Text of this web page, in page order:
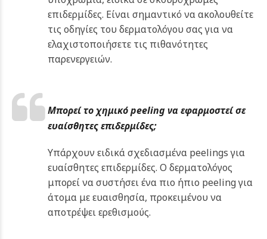
επιδερμίδες. Είναι σημαντικό να ακολουθείτε
τις οδηγίες του δερματολόγου σας για να
ελαχιστοποιήσετε τις πιθανότητες
παρενεργειών.
Μπορεί το χημικό peeling να εφαρμοστεί σε
ευαίσθητες επιδερμίδες;
Υπάρχουν ειδικά σχεδιασμένα peelings για
ευαίσθητες επιδερμίδες. Ο δερματολόγος
μπορεί να συστήσει ένα πιο ήπιο peeling για
άτομα με ευαισθησία, προκειμένου να
αποτρέψει ερεθισμούς.